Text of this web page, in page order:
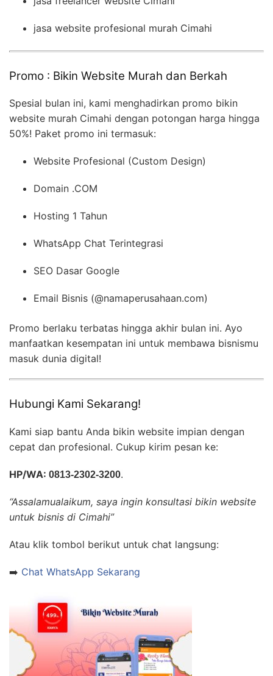
jasa website profesional murah Cimahi
Promo : Bikin Website Murah dan Berkah
Spesial bulan ini, kami menghadirkan promo bikin
website murah Cimahi dengan potongan harga hingga
50%! Paket promo ini termasuk:
Website Profesional (Custom Design)
Domain .COM
Hosting 1 Tahun
WhatsApp Chat Terintegrasi
SEO Dasar Google
Email Bisnis (@namaperusahaan.com)
Promo berlaku terbatas hingga akhir bulan ini. Ayo
manfaatkan kesempatan ini untuk membawa bisnismu
masuk dunia digital!
Hubungi Kami Sekarang!
Kami siap bantu Anda bikin website impian dengan
cepat dan profesional. Cukup kirim pesan ke:
HP/WA: 0813-2302-3200.
“Assalamualaikum, saya ingin konsultasi bikin website
untuk bisnis di Cimahi”
Atau klik tombol berikut untuk chat langsung:
➡️ Chat WhatsApp Sekarang